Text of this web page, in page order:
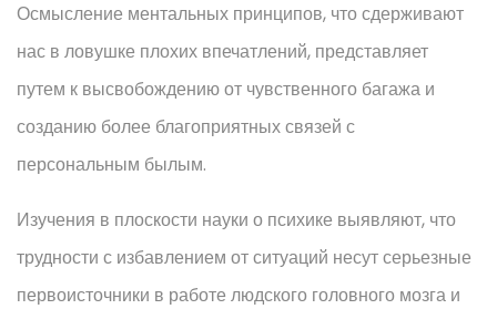
Осмысление ментальных принципов, что сдерживают
нас в ловушке плохих впечатлений, представляет
путем к высвобождению от чувственного багажа и
созданию более благоприятных связей с
персональным былым.
Изучения в плоскости науки о психике выявляют, что
трудности с избавлением от ситуаций несут серьезные
первоисточники в работе людского головного мозга и